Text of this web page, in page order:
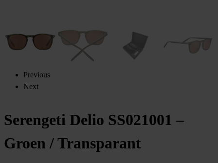
Previous
Next
Serengeti Delio SS021001 –
Groen / Transparant